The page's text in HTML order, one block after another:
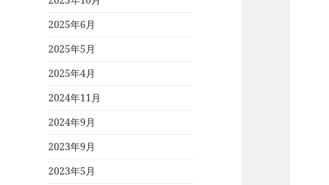
2025年6月
2025年5月
2025年4月
2024年11月
2024年9月
2023年9月
2023年5月